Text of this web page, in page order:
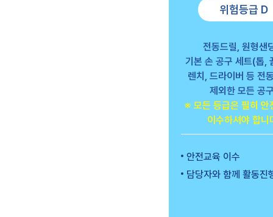
위험등급 D
전동드릴, 원형샌
기본 손 공구 세트(톱,
렌치, 드라이버 등 전
제외한 모든 공
※ 모든 등급은 필히 안
이수하셔야 합니
안전교육 이수
담당자와 함께 활동진